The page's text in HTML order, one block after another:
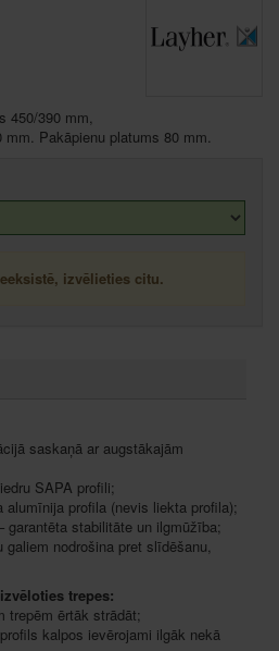
450/390 mm,
Pakāpienu platums 80 mm.
izvēlieties citu.
saskaņā ar augstākajām
SAPA profili;
alumīnija profila (nevis liekta profila);
garantēta stabilitāte un ilgmūžība;
nodrošina pret slīdēšanu,
trepes:
trepēm ērtāk strādāt;
kalpos ievērojami ilgāk nekā